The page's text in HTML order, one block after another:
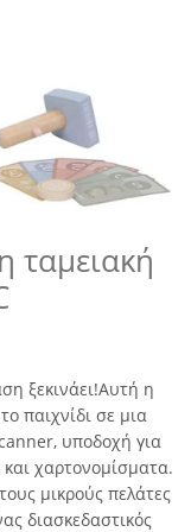
ταμειακή
ξεκινάει!Αυτή η
παιχνίδι σε μια
υποδοχή για
χαρτονομίσματα.
μικρούς πελάτες
διασκεδαστικός